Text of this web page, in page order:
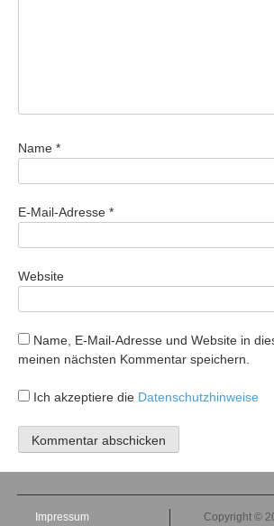
Name *
E-Mail-Adresse *
Website
Name, E-Mail-Adresse und Website in
meinen nächsten Kommentar speichern.
Ich akzeptiere die Datenschutzhinweise
Impressum Copyright ©